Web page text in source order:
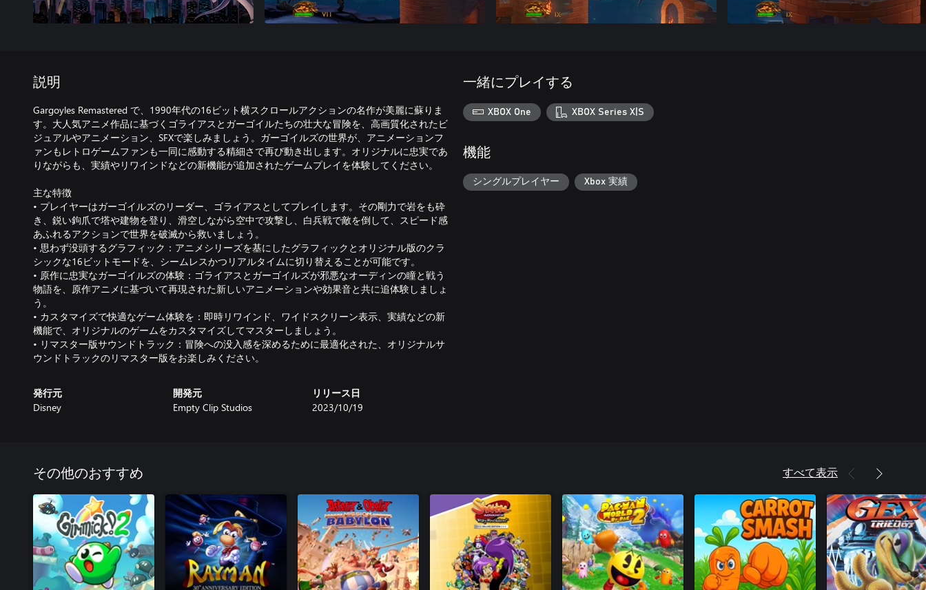
説明
Gargoyles Remastered で、1990年代の16ビット横スクロールアクションの名作が美麗に蘇りま
す。大人気アニメ作品に基づくゴライアスとガーゴイルたちの壮大な冒険を、高画質化されたビ
ジュアルやアニメーション、SFXで楽しみましょう。ガーゴイルズの世界が、アニメーションフ
ァンもレトロゲームファンも一同に感動する精細さで再び動き出します。オリジナルに忠実であ
りながらも、実績やリワインドなどの新機能が追加されたゲームプレイを体験してください。
主な特徴
• プレイヤーはガーゴイルズのリーダー、ゴライアスとしてプレイします。その剛力で岩をも砕
き、鋭い鉤爪で塔や建物を登り、滑空しながら空中で攻撃し、白兵戦で敵を倒して、スピード感
あふれるアクションで世界を破滅から救いましょう。
• 思わず没頭するグラフィック：アニメシリーズを基にしたグラフィックとオリジナル版のクラ
シックな16ビットモードを、シームレスかつリアルタイムに切り替えることが可能です。
• 原作に忠実なガーゴイルズの体験：ゴライアスとガーゴイルズが邪悪なオーディンの瞳と戦う
物語を、原作アニメに基づいて再現された新しいアニメーションや効果音と共に追体験しましょ
う。
• カスタマイズで快適なゲーム体験を：即時リワインド、ワイドスクリーン表示、実績などの新
機能で、オリジナルのゲームをカスタマイズしてマスターしましょう。
• リマスター版サウンドトラック：冒険への没入感を深めるために最適化された、オリジナルサ
ウンドトラックのリマスター版をお楽しみください。
発行元
Disney
開発元
Empty Clip Studios
リリース日
2023/10/19
一緒にプレイする
XBOX One XBOX Series X|S
機能
シングルプレイヤー Xbox 実績
その他のおすすめ すべて表示